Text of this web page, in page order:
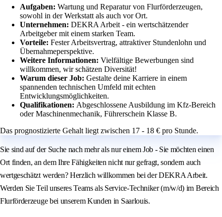
Aufgaben: Wartung und Reparatur von Flurförderzeugen,
sowohl in der Werkstatt als auch vor Ort.
Unternehmen: DEKRA Arbeit - ein wertschätzender
Arbeitgeber mit einem starken Team.
Vorteile: Fester Arbeitsvertrag, attraktiver Stundenlohn und
Übernahmeperspektive.
Weitere Informationen: Vielfältige Bewerbungen sind
willkommen, wir schätzen Diversität!
Warum dieser Job: Gestalte deine Karriere in einem
spannenden technischen Umfeld mit echten
Entwicklungsmöglichkeiten.
Qualifikationen: Abgeschlossene Ausbildung im Kfz-Bereich
oder Maschinenmechanik, Führerschein Klasse B.
Das prognostizierte Gehalt liegt zwischen 17 - 18 € pro Stunde.
Sie sind auf der Suche nach mehr als nur einem Job - Sie möchten einen
Ort finden, an dem Ihre Fähigkeiten nicht nur gefragt, sondern auch
wertgeschätzt werden? Herzlich willkommen bei der DEKRA Arbeit.
Werden Sie Teil unseres Teams als Service-Techniker (m/w/d) im Bereich
Flurförderzeuge bei unserem Kunden in Saarlouis.